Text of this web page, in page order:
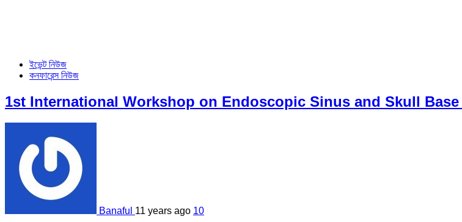
ইভেন্ট নিউজ
কনফারেন্স নিউজ
1st International Workshop on Endoscopic Sinus and Skull Base
Banaful 11 years ago 10